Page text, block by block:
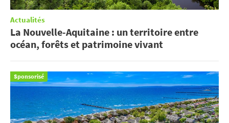
Actualités
La Nouvelle-Aquitaine : un territoire entre
océan, forêts et patrimoine vivant
Sponsorisé